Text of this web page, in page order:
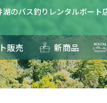
のバス釣りレンタルボート
販売 新商品